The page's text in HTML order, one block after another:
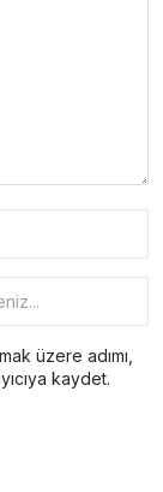
üzere adımı,
kaydet.